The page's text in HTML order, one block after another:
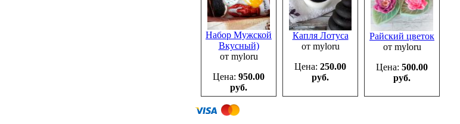
Набор Мужской
Вкусный)
от myloru
Цена: 950.00
руб.
Капля Лотуса
от myloru
Цена: 250.00
руб.
Райский цветок
от myloru
Цена: 500.00
руб.